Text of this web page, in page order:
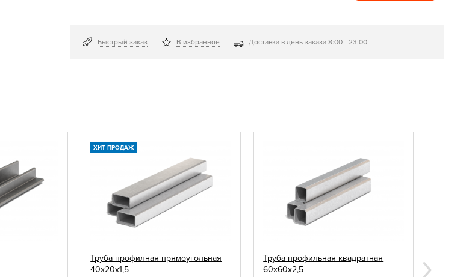
Быстрый заказ В избранное Доставка в день заказа 8:00—23:00
ХИТ ПРОДАЖ
Труба профилная прямоугольная
40х20х1,5
Труба профильная квадратная
60х60х2,5